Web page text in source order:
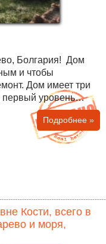
Болгария! Дом
Дом имеет три
Второй
лестница на
Подробнее »
Кости, всего в
и моря,